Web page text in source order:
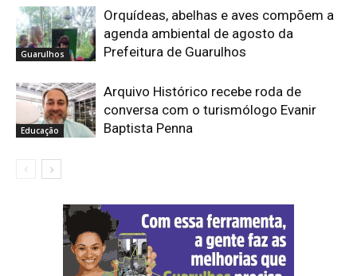
Guarulhos
Orquídeas, abelhas e aves compõem a
agenda ambiental de agosto da
Prefeitura de Guarulhos
Educação
Arquivo Histórico recebe roda de
conversa com o turismólogo Evanir
Baptista Penna